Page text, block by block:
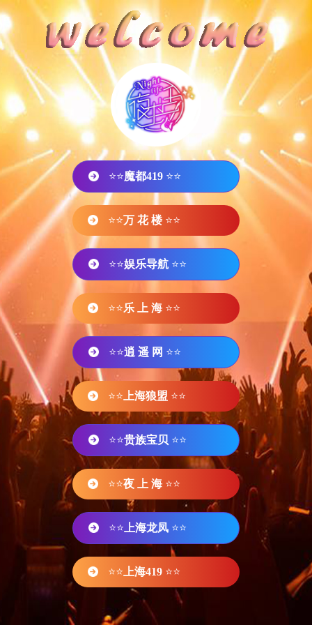
⭐⭐魔都419 ⭐⭐
⭐⭐万 花 楼 ⭐⭐
⭐⭐娱乐导航 ⭐⭐
⭐⭐乐 上 海 ⭐⭐
⭐⭐逍 遥 网 ⭐⭐
⭐⭐ 上海狼盟 ⭐⭐
⭐⭐贵族宝贝 ⭐⭐
⭐⭐夜 上 海 ⭐⭐
⭐⭐ 上海龙凤 ⭐⭐
⭐⭐ 上海419 ⭐⭐